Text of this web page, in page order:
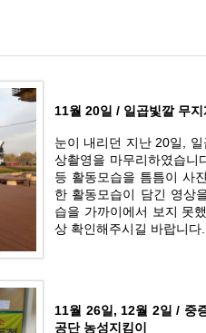
11월 20일 / 일곱빛깔 무
눈이 내리던 지난 20일, 일
상촬영을 마무리하였습니
등 활동모습을 틈틈이 사
한 활동모습이 담긴 영상
습을 가까이에서 보지 못
상 확인해주시길 바랍니
11월 26일, 12월 2일 / 중
공단 농성지킴이